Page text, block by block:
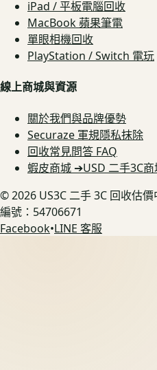
iPad / 平板電腦回收
MacBook 蘋果筆電
單眼相機回收
PlayStation / Switch 電玩
線上商城與資源
關於我們與品牌優勢
Securaze 軍規隱私抹除
回收常見問答 FAQ
蝦皮商城 ➔USD 二手3C
©2026 US3C 二手 3C 回收估
編號：54706671
Facebook•LINE 客服